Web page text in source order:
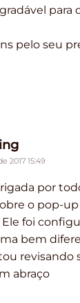
para
pelo seu
says:
2017 15:49
por
o pop-
foi
bem
revisando
abraço